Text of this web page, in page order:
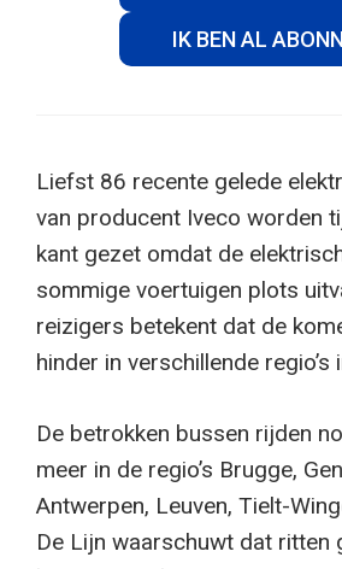
IK BEN AL
Liefst 86 recente gelede
van producent Iveco worden
kant gezet omdat de
sommige voertuigen plots
reizigers betekent dat de
hinder in verschillende regio’s
De betrokken bussen rijden
meer in de regio’s Brugge,
Antwerpen, Leuven, Tielt-
De Lijn waarschuwt dat ritten